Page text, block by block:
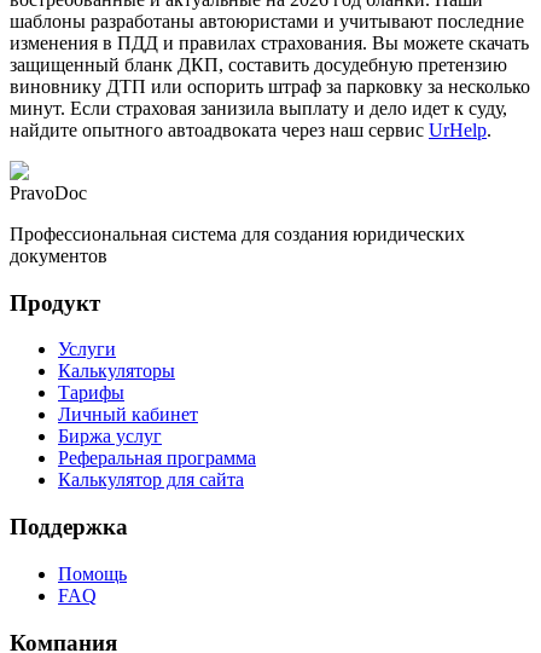
шаблоны разработаны автоюристами и учитывают последние
изменения в ПДД и правилах страхования. Вы можете скачать
защищенный бланк ДКП, составить досудебную претензию
виновнику ДТП или оспорить штраф за парковку за несколько
минут. Если страховая занизила выплату и дело идет к суду,
найдите опытного автоадвоката через наш сервис UrHelp.
PravoDoc
Профессиональная система для создания юридических
документов
Продукт
Услуги
Калькуляторы
Тарифы
Личный кабинет
Биржа услуг
Реферальная программа
Калькулятор для сайта
Поддержка
Помощь
FAQ
Компания